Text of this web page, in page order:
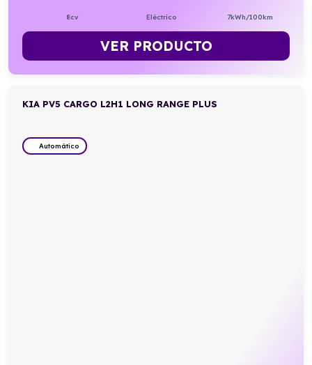
8cv Eléctrico 7kWh/100km
VER PRODUCTO
KIA PV5 CARGO L2H1 LONG RANGE PLUS
Automático